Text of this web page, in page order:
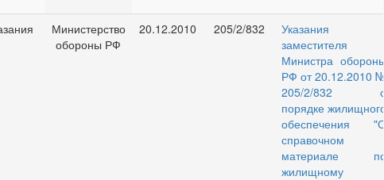
Министерство
обороны РФ
20.12.2010 205/2/832
Указания
заместителя
Министра обороны
РФ от 20.12.2010 №
205/2/832 о
порядке жилищного
обеспечения "О
справочном
материале по
жилищному